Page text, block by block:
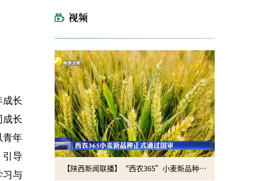
成长
成长
青年
引导
习与
视频
品种 【陕西新闻联播】“西农365”小麦新品种正式通过国审